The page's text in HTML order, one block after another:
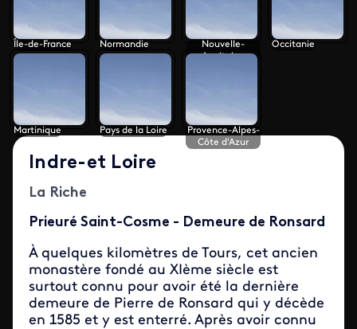
Île-de-France Normandie
Nouvelle-
Aquitaine
Occitanie
Martinique Pays de la Loire
Provence-Alpes-
Côte d'Azur
Indre-et Loire
La Riche
Prieuré Saint-Cosme - Demeure de Ronsard
À quelques kilomètres de Tours, cet ancien
monastère fondé au XIème siècle est
surtout connu pour avoir été la dernière
demeure de Pierre de Ronsard qui y décède
en 1585 et y est enterré. Après avoir connu